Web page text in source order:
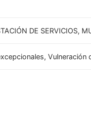
DE SERVICIOS,
Vulneración